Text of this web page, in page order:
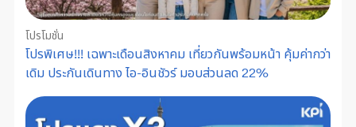
โปรโมชั่น
โปรพิเศษ!!! เฉพาะเดือนสิงหาคม เที่ยวกันพร้อมหน้า คุ้มค่ากว่า
เดิม ประกันเดินทาง ไอ-อินชัวร์ มอบส่วนลด 22%